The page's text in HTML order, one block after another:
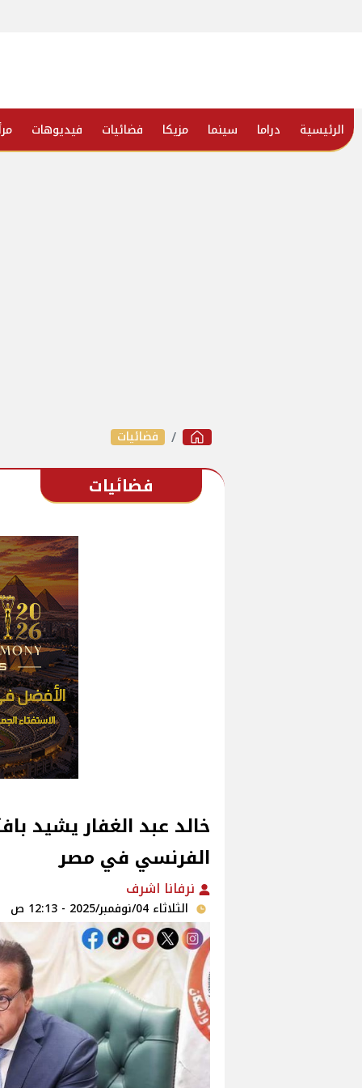
الرئيسية دراما سينما مزيكا فضائيات فيديوهات
فضائيات
فضائيات
خالد عبد الغفار
الفرنسي في مصر
نرفانا اشرف
الثلاثاء 04/نوفمبر/2025 - 12:13 ص